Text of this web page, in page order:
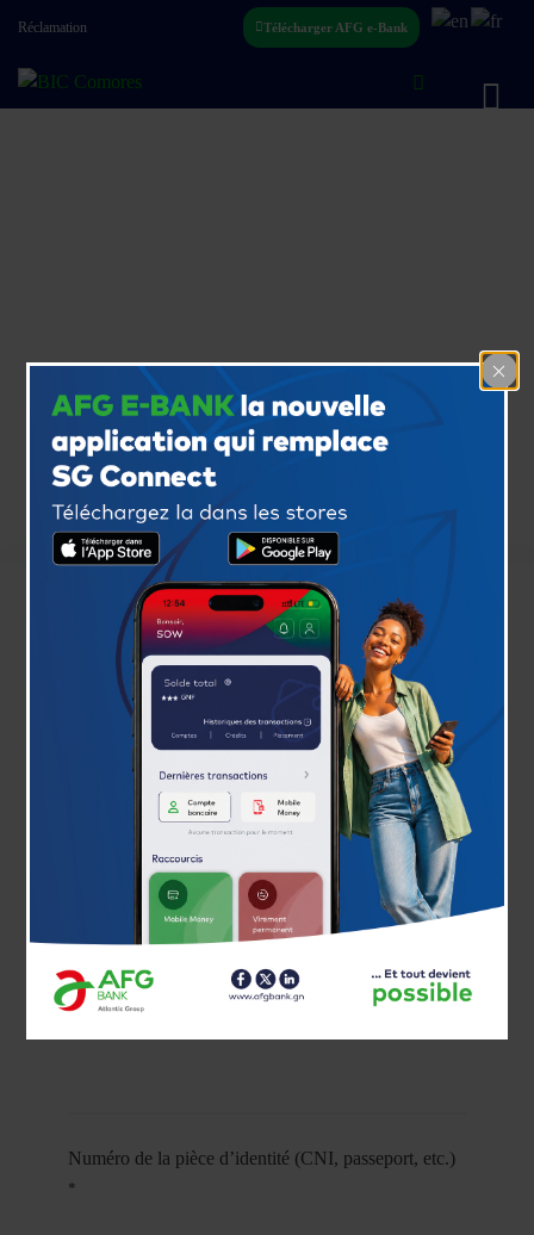
Réclamation Télécharger AFG e-Bank
Vous existez pour nous. Merci de bien vouloir compléter ce
formulaire afin de procéder à la mise à jour de vos informations
Nom et Prénoms*
Date de naissance *
Numéro de téléphone
Numéro de la pièce d’identité (CNI, passeport, etc.)
*